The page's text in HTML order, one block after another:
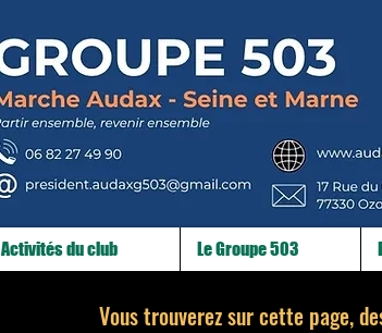
Activités du club Le Groupe 503
Vous trouverez sur cette page,